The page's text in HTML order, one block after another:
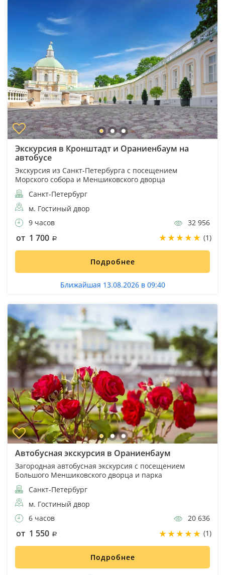
Экскурсия в Кронштадт и Ораниенбаум на
автобусе
Экскурсия из Санкт-Петербурга с посещением
Морского собора и Меншиковского дворца
Санкт-Петербург
м. Гостиный двор
9 часов
32 956
от 1 700 (1)
Подробнее
Ближайшая 13.08.2026 в 09:40
Автобусная экскурсия в Ораниенбаум
Загородная автобусная экскурсия с посещением
Большого Меншиковского дворца и парка
Санкт-Петербург
м. Гостиный двор
6 часов
20 636
от 1 550 (1)
Подробнее